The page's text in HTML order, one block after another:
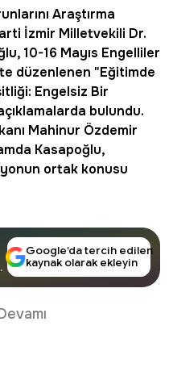
Araştırma
İzmir Milletvekili Dr.
, 10-16 Mayıs Engelliler
düzenlenen "Eğitimde
Engelsiz Bir
bulundu.
Mahinur Özdemir
Kasapoğlu,
ortak konusu
Google’da tercih edilen
kaynak olarak ekleyin